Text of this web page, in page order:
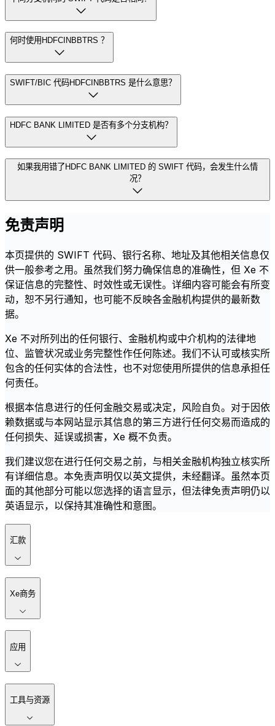
何时使用HDFCINBBTRS ？
SWIFT/BIC 代码HDFCINBBTRS 是什么意思？
HDFC BANK LIMITED 是否有多个分支机构？
如果我用错了HDFC BANK LIMITED 的 SWIFT 代码，会发生什么情
况？
免责声明
本页提供的 SWIFT 代码、银行名称、地址及其他相关信息仅
供一般参考之用。虽然我们努力确保信息的准确性，但 Xe 不
保证信息的完整性、时效性或无误性。详细内容可能会有所变
动，恕不另行通知，也可能不反映各金融机构提供的最新数
据。
Xe 不对所列出的任何银行、金融机构或中介机构的法律地
位、监管状况或业务完整性作任何陈述。我们不认可或核实所
包含的任何实体的合法性，也不对您使用所提供的信息承担任
何责任。
根据本信息进行的任何金融交易或决定，风险自负。对于因依
赖数据或与本网站显示其信息的第三方进行任何交易而造成的
任何损失、延误或损害，Xe 概不负责。
我们建议您在进行任何交易之前，与相关金融机构独立核实所
有详细信息。本免责声明仅以英文提供，未经翻译。虽然本页
面的其他部分可能以您选择的语言显示，但法律免责声明仍以
英语显示，以保持其准确性和意图。
汇款
Xe商务
应用
工具与资源